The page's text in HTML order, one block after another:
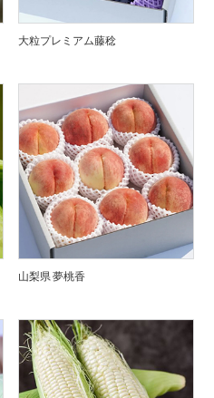
大粒プレミアム藤稔
山梨県 夢桃香